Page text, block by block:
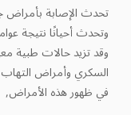
تحدث الإصابة بأمراض
وتحدث أحيانًا نتيجة
وقد تزيد حالات طبية
السكري وأمراض التهاب
في ظهور هذه الأمراض,